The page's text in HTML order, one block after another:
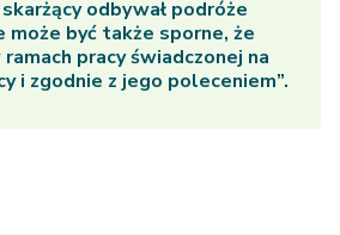
odbywał podróże
może być także sporne, że
pracy świadczonej na
i zgodnie z jego poleceniem”.